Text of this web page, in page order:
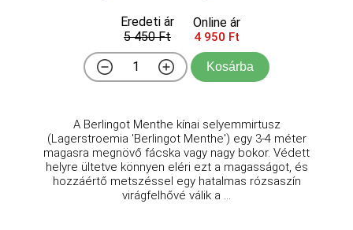
Eredeti ár
5 450 Ft
Online ár
4 950 Ft
Kosárba
A Berlingot Menthe kínai selyemmirtusz
(Lagerstroemia 'Berlingot Menthe') egy 3-4 méter
magasra megnövő fácska vagy nagy bokor. Védett
helyre ültetve könnyen eléri ezt a magasságot, és
hozzáértő metszéssel egy hatalmas rózsaszín
virágfelhővé válik a ...